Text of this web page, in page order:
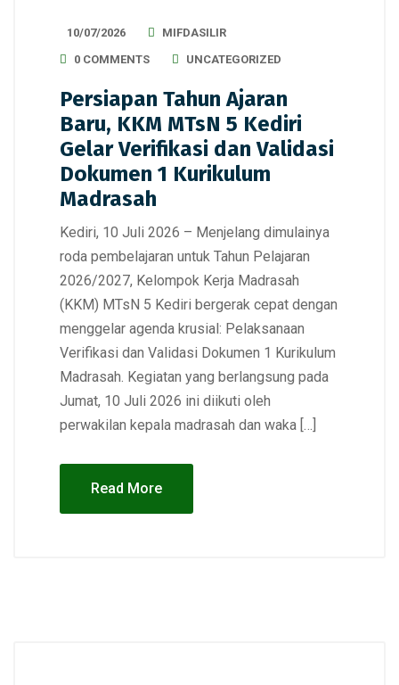
10/07/2026
MIFDASILIR
0 COMMENTS
UNCATEGORIZED
Persiapan Tahun Ajaran
Baru, KKM MTsN 5 Kediri
Gelar Verifikasi dan Validasi
Dokumen 1 Kurikulum
Madrasah
Kediri, 10 Juli 2026 – Menjelang dimulainya
roda pembelajaran untuk Tahun Pelajaran
2026/2027, Kelompok Kerja Madrasah
(KKM) MTsN 5 Kediri bergerak cepat dengan
menggelar agenda krusial: Pelaksanaan
Verifikasi dan Validasi Dokumen 1 Kurikulum
Madrasah. Kegiatan yang berlangsung pada
Jumat, 10 Juli 2026 ini diikuti oleh
perwakilan kepala madrasah dan waka […]
Read More